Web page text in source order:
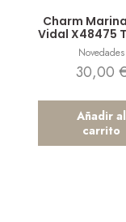
Charm
Vidal X48475
Novedades
30,00 €
Añadir al
carrito